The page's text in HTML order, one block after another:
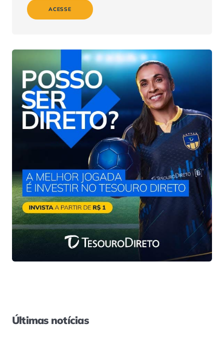
ACESSE
Últimas notícias